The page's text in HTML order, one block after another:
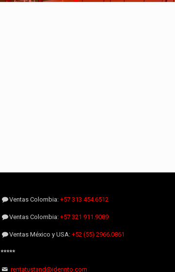
Ventas Colombia:+57 313 454.6512
Ventas Colombia:+57 321 911.9089
Ventas México y USA:+52 (55) 2966.0861
*****
rentatustand@idennto.com